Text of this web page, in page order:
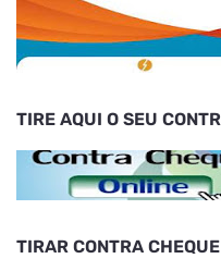
TIRE AQUI O SEU
TIRAR CONTRA